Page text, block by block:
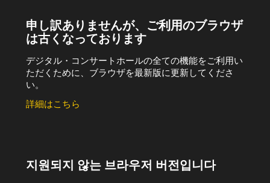
申し訳ありませんが、ご利用のブラウザ
は古くなっております
デジタル・コンサートホールの全ての機能をご利用い
ただくために、ブラウザを最新版に更新してくださ
い。
詳細はこちら
지원되지 않는 브라우저 버전입니다